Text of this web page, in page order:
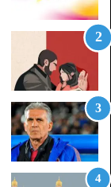
ل
(
s
,
م
و
ب
ا
ي